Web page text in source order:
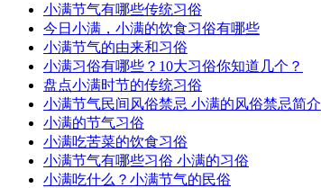
小满节气有哪些传统习俗
今日小满，小满的饮食习俗有哪些
小满节气的由来和习俗
小满习俗有哪些？10大习俗你知道几个？
盘点小满时节的传统习俗
小满节气民间风俗禁忌 小满的风俗禁忌简介
小满的节气习俗
小满吃苦菜的饮食习俗
小满节气有哪些习俗 小满的习俗
小满吃什么？小满节气的民俗